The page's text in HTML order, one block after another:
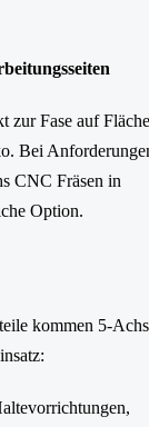
zur Fase auf Fläche
Bei
CNC Fräsen in
Option.
kommen 5-